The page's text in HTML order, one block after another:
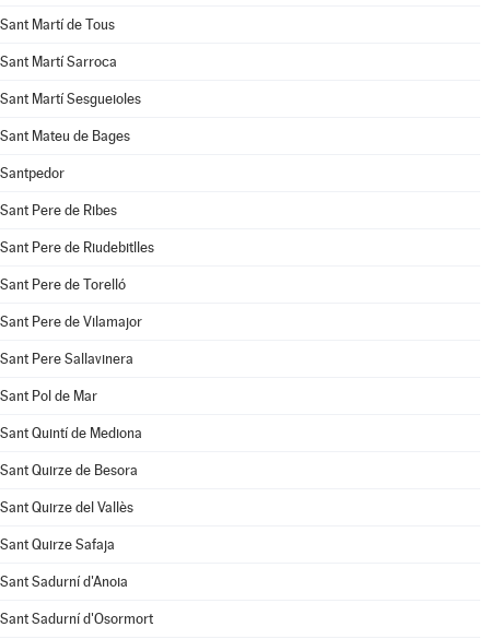
Sant Martí de Tous
Sant Martí Sarroca
Sant Martí Sesgueioles
Sant Mateu de Bages
Santpedor
Sant Pere de Ribes
Sant Pere de Riudebitlles
Sant Pere de Torelló
Sant Pere de Vilamajor
Sant Pere Sallavinera
Sant Pol de Mar
Sant Quintí de Mediona
Sant Quirze de Besora
Sant Quirze del Vallès
Sant Quirze Safaja
Sant Sadurní d'Anoia
Sant Sadurní d'Osormort